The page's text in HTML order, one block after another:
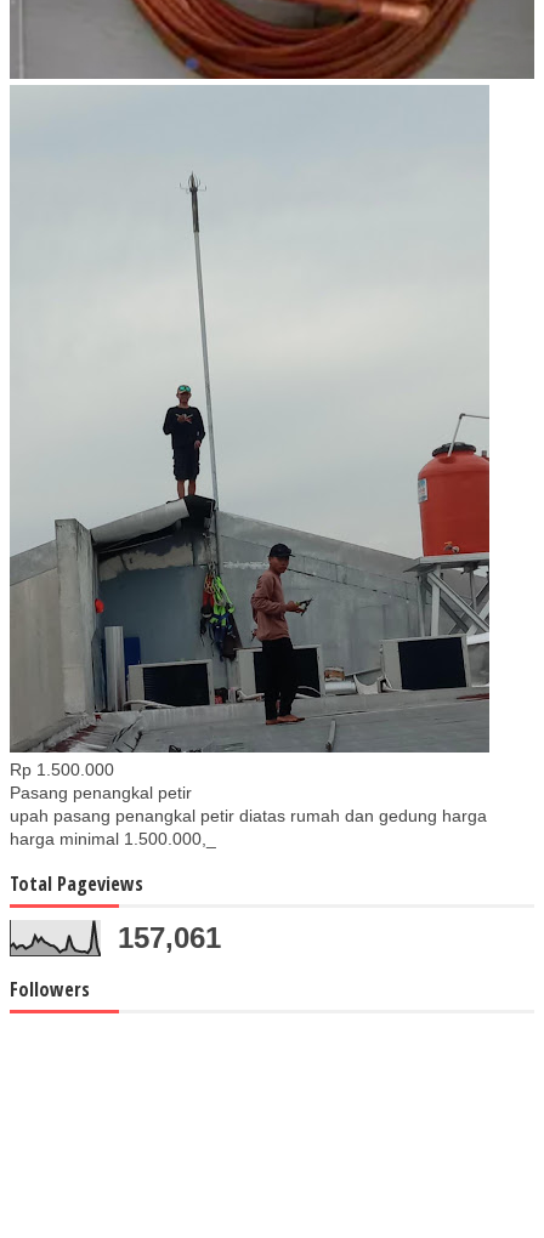
Rp 1.500.000
Pasang penangkal petir
upah pasang penangkal petir diatas rumah dan gedung harga
harga minimal 1.500.000,_
Total Pageviews
157,061
Followers